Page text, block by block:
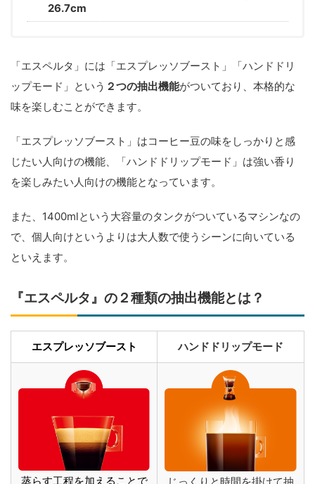
26.7cm
「エスペルタ」には「エスプレッソブースト」「ハンドドリ
ップモード」という ２つの抽出機能がついており、本格的な
味を楽しむことができます。
「エスプレッソブースト」はコーヒー豆の味をしっかりと感
じたい人向けの機能、「ハンドドリップモード」は強い香り
を楽しみたい人向けの機能となっています。
また、1400mlという大容量のタンクがついているマシンなの
で、個人向けというよりは大人数で使うシーンに向いている
といえます。
『エスペルタ』の２種類の抽出機能とは？
エスプレッソブースト ハンドドリップモード
蒸らす工程を加えることで